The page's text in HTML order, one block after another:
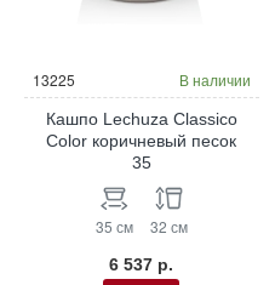
13225 В наличии
Кашпо Lechuza Classico
Color коричневый песок
35
35 см 32 см
6 537 р.